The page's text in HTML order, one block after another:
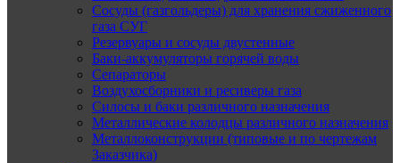
Сосуды (газгольдеры) для хранения сжиженного
газа СУГ
Резервуары и сосуды двустенные
Баки-аккумуляторы горячей воды
Сепараторы
Воздухосборники и ресиверы газа
Силосы и баки различного назначения
Металлические колодцы различного назначения
Металлоконструкции (типовые и по чертежам
Заказчика)